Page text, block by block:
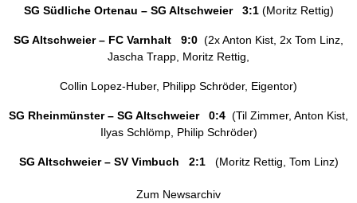
SG Südliche Ortenau – SG Altschweier 3:1(Moritz Rettig)
SG Altschweier – FC Varnhalt 9:0 (2x Anton Kist, 2x Tom Linz,
Jascha Trapp, Moritz Rettig,
Collin Lopez-Huber, Philipp Schröder, Eigentor)
SG Rheinmünster – SG Altschweier 0:4 (Til Zimmer, Anton Kist,
Ilyas Schlömp, Philip Schröder)
SG Altschweier – SV Vimbuch 2:1(Moritz Rettig, Tom Linz)
Zum Newsarchiv